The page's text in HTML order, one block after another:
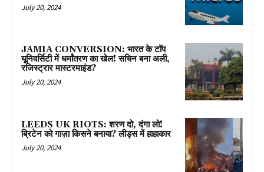
July 20, 2024
JAMIA CONVERSION: भारत के टॉप
यूनिवर्सिटी में धर्मांतरण का खेल! सचिन बना अली,
रजिस्ट्रार मास्टरमाइंड?
July 20, 2024
LEEDS UK RIOTS: शरण दो, दंगा लो!
ब्रिटेन को गाज़ा किसने बनाया? लीड्स में हाहाकार
July 20, 2024